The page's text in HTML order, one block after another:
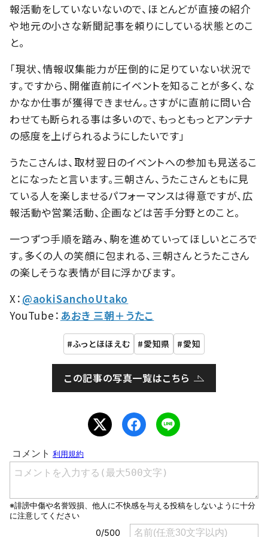
報活動をしていないないので、ほとんどが直接の紹介
や地元の小さな新聞記事を頼りにしている状態とのこ
と。
「現状、情報収集能力が圧倒的に足りていない状況で
す。ですから、開催直前にイベントを知ることが多く、な
かなか仕事が獲得できません。さすがに直前に問い合
わせても断られる事は多いので、もっともっとアンテナ
の感度を上げられるようにしたいです」
うたこさんは、取材翌日のイベントへの参加も見送るこ
とになったと言います。三朝さん、うたこさんともに見
ている人を楽しませるパフォーマンスは得意ですが、広
報活動や営業活動、企画などは苦手分野とのこと。
一つずつ手順を踏み、駒を進めていってほしいところで
す。多くの人の笑顔に包まれる、三朝さんとうたこさん
の楽しそうな表情が目に浮かびます。
X： @aokiSanchoUtako
YouTube： あおき 三朝＋うたこ
ふっとほほえむ 愛知県 愛知
この記事の写真一覧はこちら